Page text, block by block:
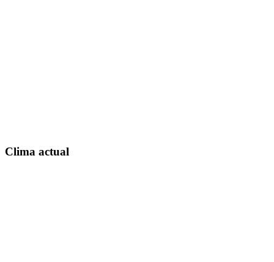
Clima actual